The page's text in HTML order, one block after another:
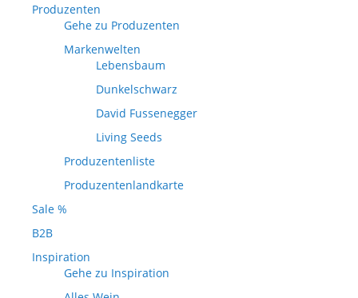
Produzenten
Gehe zu Produzenten
Markenwelten
Lebensbaum
Dunkelschwarz
David Fussenegger
Living Seeds
Produzentenliste
Produzentenlandkarte
Sale %
B2B
Inspiration
Gehe zu Inspiration